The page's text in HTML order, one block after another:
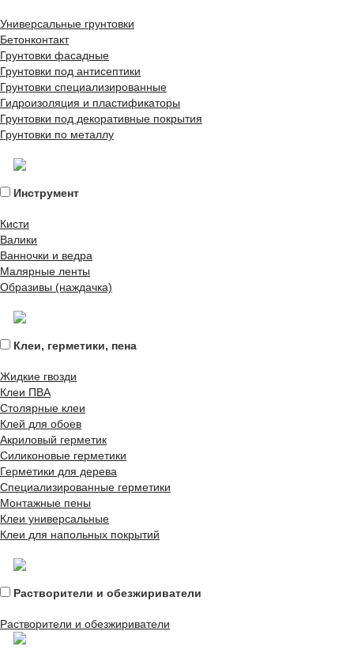
Универсальные грунтовки
Бетонконтакт
Грунтовки фасадные
Грунтовки под антисептики
Грунтовки специализированные
Гидроизоляция и пластификаторы
Грунтовки под декоративные покрытия
Грунтовки по металлу
Инструмент
Кисти
Валики
Ванночки и ведра
Малярные ленты
Образивы (наждачка)
Клеи, герметики, пена
Жидкие гвозди
Клеи ПВА
Столярные клеи
Клей для обоев
Акриловый герметик
Силиконовые герметики
Герметики для дерева
Специализированные герметики
Монтажные пены
Клеи универсальные
Клеи для напольных покрытий
Растворители и обезжириватели
Растворители и обезжириватели